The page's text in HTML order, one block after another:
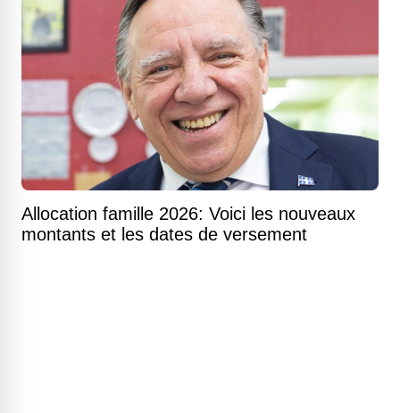
Allocation famille 2026: Voici les nouveaux
montants et les dates de versement